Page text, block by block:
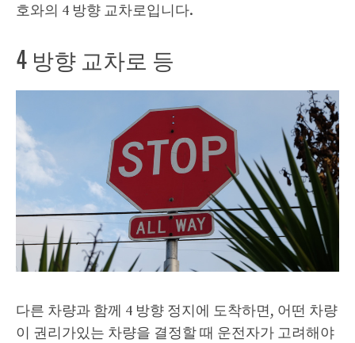
호와의 4 방향 교차로입니다.
4 방향 교차로 등
다른 차량과 함께 4 방향 정지에 도착하면, 어떤 차량
이 권리가있는 차량을 결정할 때 운전자가 고려해야